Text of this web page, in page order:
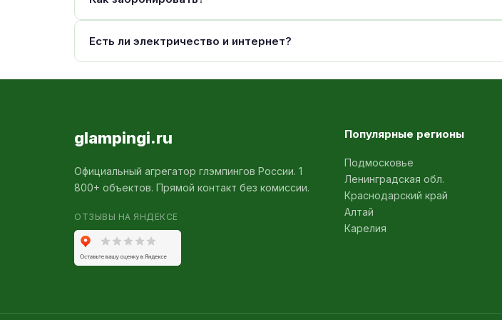
Есть ли электричество и интернет?
glampingi.ru
Официальный агрегатор глэмпингов России. 1
800+ объектов. Прямой контакт без комиссии.
ОТЗЫВЫ НА ЯНДЕКСЕ
Популярные регионы
Подмосковье
Ленинградская обл.
Краснодарский край
Алтай
Карелия